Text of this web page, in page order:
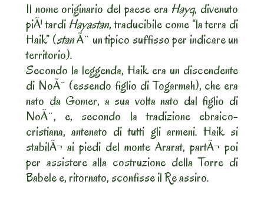
Il nome originario del paese era Hayq, divenuto
piÃ¹ tardi Hayastan, traducibile come “la terra di
Haik” (stanÃ¨ un tipico suffisso per indicare un
territorio).
Secondo la leggenda, Haik era un discendente
di NoÃ¨ (essendo figlio di Togarmah), che era
nato da Gomer, a sua volta nato dal figlio di
NoÃ¨, e, secondo la tradizione ebraico-
cristiana, antenato di tutti gli armeni. Haik si
stabilÃ¬ ai piedi del monte Ararat, partÃ¬ poi
per assistere alla costruzione della Torre di
Babele e, ritornato, sconfisse il Re assiro.